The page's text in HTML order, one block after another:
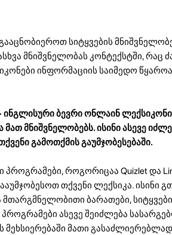
სიტყვების
მნიშვნელობას კონტექსტში, რაც
ინფორმაციის საიმედო
ბევრი ონლაინ
მნიშვნელობებს. ისინი ასევე
გამოთქმის გაუმჯობესებაში.
პროგრამები, როგორიცაა Quizlet და
თქვენი ლექსიკა. ისინი
ბარათები,
ასევე შეიძლება
მეხსიერებაში მათი